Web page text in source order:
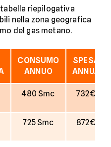
riepilogativa
nella zona geografica
del gas metano.
CONSUMO
ANNUO
SPESA
ANNUA
480 Smc 732€
725 Smc 872€